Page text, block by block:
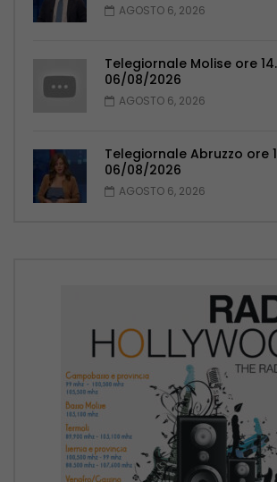
AGOSTO 6, 2026
Telegiornale Molise ore
06/08/2026
AGOSTO 6, 2026
Telegiornale Abruzzo ore
06/08/2026
AGOSTO 6, 2026